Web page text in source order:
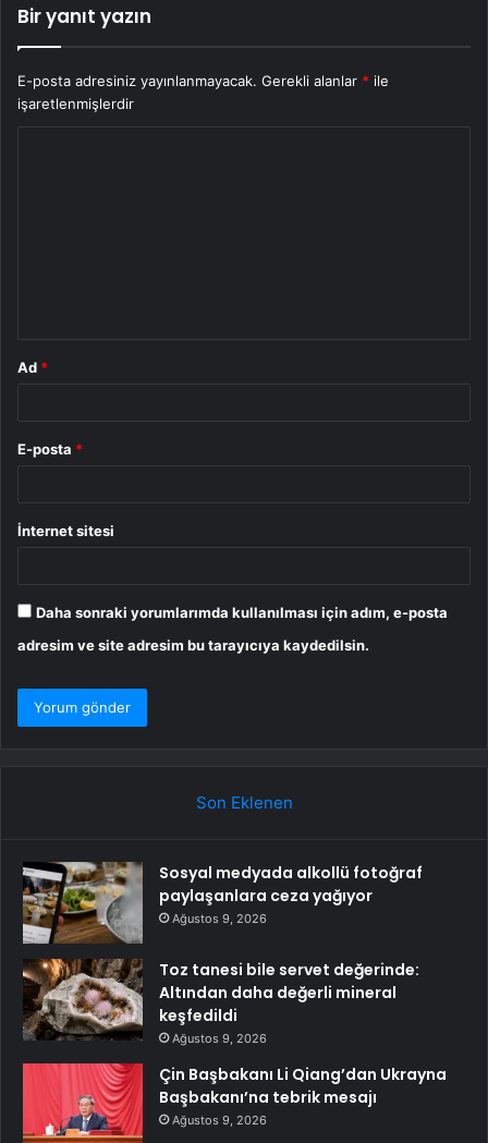
Bir yanıt yazın
E-posta adresiniz yayınlanmayacak. Gerekli alanlar * ile
işaretlenmişlerdir
Ad *
E-posta *
İnternet sitesi
Daha sonraki yorumlarımda kullanılması için adım, e-posta
adresim ve site adresim bu tarayıcıya kaydedilsin.
Son Eklenen
Sosyal medyada alkollü fotoğraf
paylaşanlara ceza yağıyor
Ağustos 9, 2026
Toz tanesi bile servet değerinde:
Altından daha değerli mineral
keşfedildi
Ağustos 9, 2026
Çin Başbakanı Li Qiang’dan Ukrayna
Başbakanı’na tebrik mesajı
Ağustos 9, 2026